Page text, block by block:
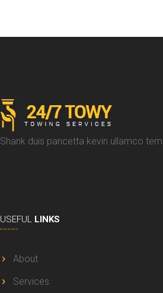
Shank duis pancetta kevin ullamco
USEFUL LINKS
About
Services